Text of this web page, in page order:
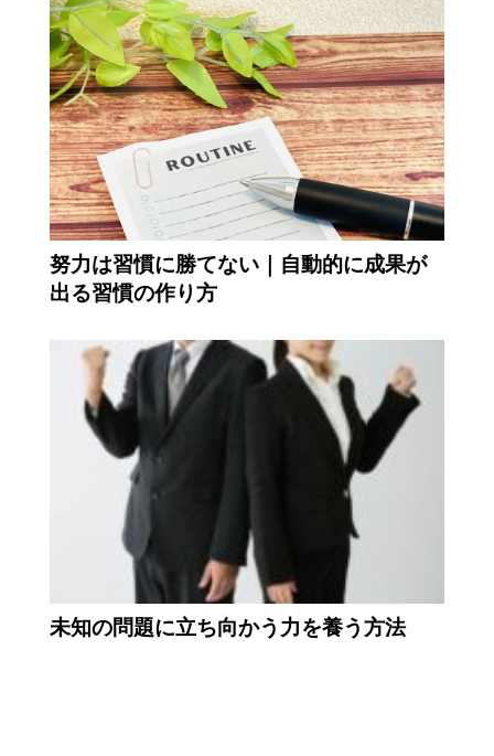
努力は習慣に勝てない｜自動的に成果が
出る習慣の作り方
未知の問題に立ち向かう力を養う方法